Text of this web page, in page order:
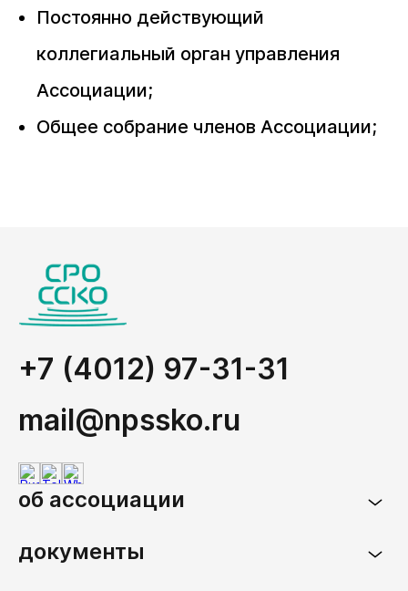
Постоянно действующий
коллегиальный орган управления
Ассоциации;
Общее собрание членов Ассоциации;
+7 (4012) 97-31-31
mail@npssko.ru
об ассоциации
документы